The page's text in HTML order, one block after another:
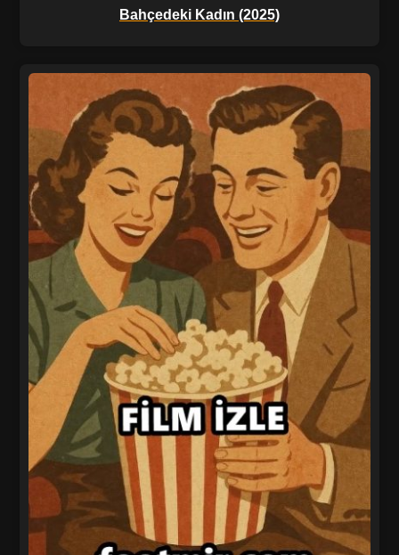
Bahçedeki Kadın (2025)